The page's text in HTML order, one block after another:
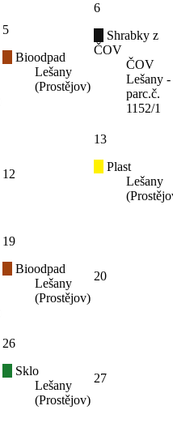
5
Bioodpad
Lešany
(Prostějov)
6
Shrabky z
ČOV
ČOV
Lešany -
parc.č.
1152/1
12
13
Plast
Lešany
19
Bioodpad
Lešany
(Prostějov)
20
26
Sklo
Lešany
(Prostějov)
27